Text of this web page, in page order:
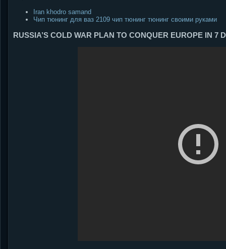
Iran khodro samand
Чип тюнинг для ваз 2109 чип тюнинг тюнинг своими руками
RUSSIA’S COLD WAR PLAN TO CONQUER EUROPE IN 7